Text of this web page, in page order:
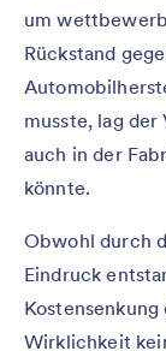
um
Rückstand
musste, lag der
auch in der
könnte.
Obwohl durch
Eindruck
Wirklichkeit